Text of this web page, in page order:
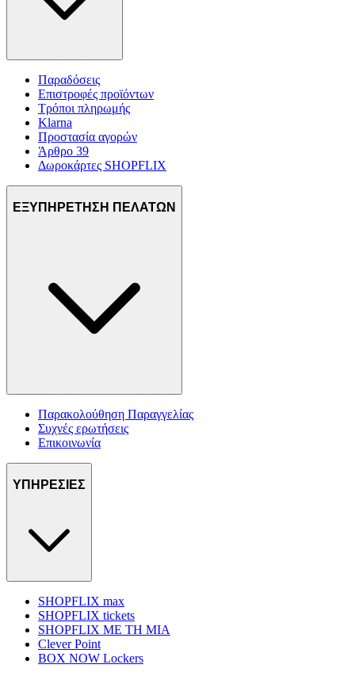
μας και την ανάπτυξη προϊόντων. Επίσης, κοινοποιούμε
δικτύωσης, διαφημίσεων και ανάλυσης.
Παραδόσεις
Επιστροφές προϊόντων
Τρόποι πληρωμής
Klarna
Προστασία αγορών
Άρθρο 39
Δωροκάρτες SHOPFLIX
ΕΞΥΠΗΡΕΤΗΣΗ ΠΕΛΑΤΩΝ
Παρακολούθηση Παραγγελίας
Συχνές ερωτήσεις
Επικοινωνία
ΥΠΗΡΕΣΙΕΣ
SHOPFLIX max
SHOPFLIX tickets
SHOPFLIX ΜΕ ΤΗ ΜΙΑ
Clever Point
BOX NOW Lockers